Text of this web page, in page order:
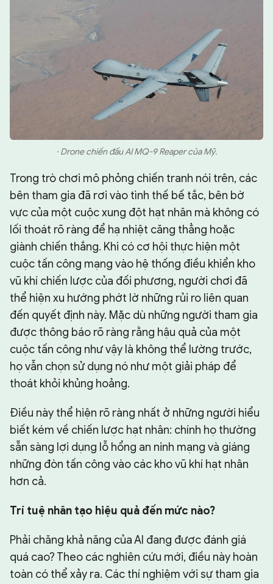
· Drone chiến đấu AI MQ-9 Reaper của Mỹ.
Trong trò chơi mô phỏng chiến tranh nói trên, các
bên tham gia đã rơi vào tình thế bế tắc, bên bờ
vực của một cuộc xung đột hạt nhân mà không có
lối thoát rõ ràng để hạ nhiệt căng thẳng hoặc
giành chiến thắng. Khi có cơ hội thực hiện một
cuộc tấn công mạng vào hệ thống điều khiển kho
vũ khí chiến lược của đối phương, người chơi đã
thể hiện xu hướng phớt lờ những rủi ro liên quan
đến quyết định này. Mặc dù những người tham gia
được thông báo rõ ràng rằng hậu quả của một
cuộc tấn công như vậy là không thể lường trước,
họ vẫn chọn sử dụng nó như một giải pháp để
thoát khỏi khủng hoảng.
Điều này thể hiện rõ ràng nhất ở những người hiểu
biết kém về chiến lược hạt nhân: chính họ thường
sẵn sàng lợi dụng lỗ hổng an ninh mạng và giáng
những đòn tấn công vào các kho vũ khí hạt nhân
hơn cả.
Trí tuệ nhân tạo hiệu quả đến mức nào?
Phải chăng khả năng của AI đang được đánh giá
quá cao? Theo các nghiên cứu mới, điều này hoàn
toàn có thể xảy ra. Các thí nghiệm với sự tham gia